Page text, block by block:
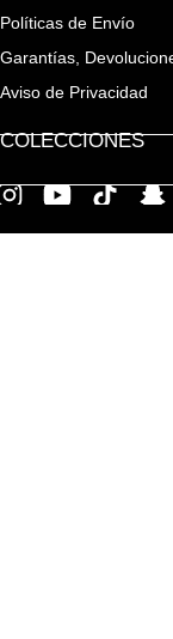
Políticas de Envío
Garantías,
Aviso de Privacidad
COLECCIONES